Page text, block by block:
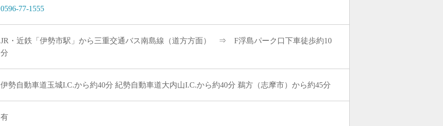
0596-77-1555
JR・近鉄「伊勢市駅」から三重交通バス南島線（道方方面） ⇒ F浮島パーク口下車徒歩約10
分
伊勢自動車道玉城I.C.から約40分 紀勢自動車道大内山I.C.から約40分 鵜方（志摩市）から約45分
有